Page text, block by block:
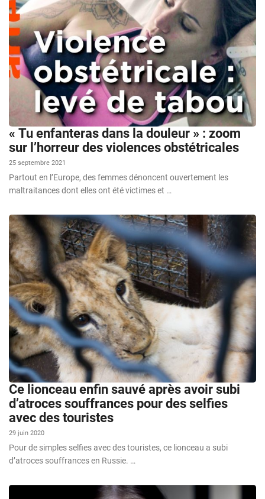
« Tu enfanteras dans la douleur » : zoom
sur l’horreur des violences obstétricales
25 septembre 2021
Partout en l’Europe, des femmes dénoncent ouvertement les
maltraitances dont elles ont été victimes et …
Ce lionceau enfin sauvé après avoir subi
d’atroces souffrances pour des selfies
avec des touristes
29 juin 2020
Pour de simples selfies avec des touristes, ce lionceau a subi
d’atroces souffrances en Russie. …